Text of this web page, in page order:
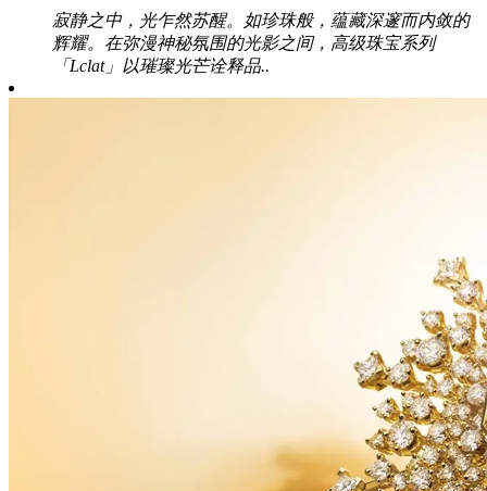
寂静之中，光乍然苏醒。如珍珠般，蕴藏深邃而内敛的
辉耀。在弥漫神秘氛围的光影之间，高级珠宝系列
「Lclat」以璀璨光芒诠释品..